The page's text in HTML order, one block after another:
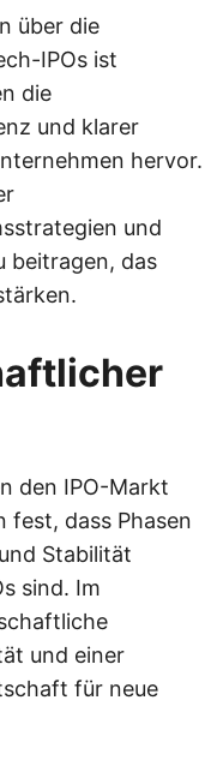
über die
IPOs ist
die
und klarer
hervor.
und
beitragen, das
den IPO-Markt
fest, dass Phasen
Stabilität
sind. Im
und einer
für neue